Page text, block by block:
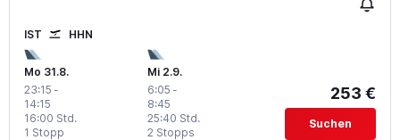
IST HHN
Mo 31.8.
23:15 -
14:15
1 Stopp
16:00 Std.
Mi 2.9.
6:05 -
8:45
2 Stopps
25:40 Std.
253 €
Suchen